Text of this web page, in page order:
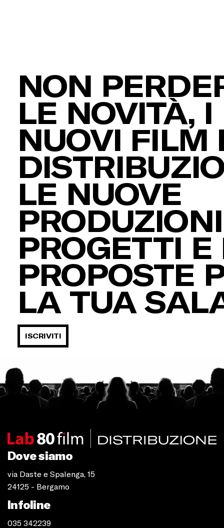
NON
LE NOVITÀ, I
NUOVI FILM
LE NUOVE
PROGETTI E
PROPOSTE
LA TUA
ISCRIVITI
Dove siamo
via Daste e Spalenga, 15
24125 - Bergamo
Infoline
035 342239